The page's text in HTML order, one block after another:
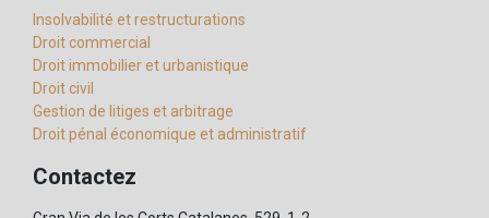
Insolvabilité et restructurations
Droit commercial
Droit immobilier et urbanistique
Droit civil
Gestion de litiges et arbitrage
Droit pénal économique et administratif
Contactez